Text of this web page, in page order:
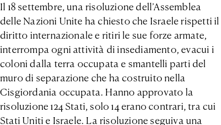
Il 18 settembre, una risoluzione dell’Assemblea
delle Nazioni Unite ha chiesto che Israele rispetti il
diritto internazionale e ritiri le sue forze armate,
interrompa ogni attività di insediamento, evacui i
coloni dalla terra occupata e smantelli parti del
muro di separazione che ha costruito nella
Cisgiordania occupata. Hanno approvato la
risoluzione 124 Stati, solo 14 erano contrari, tra cui
Stati Uniti e Israele. La risoluzione seguiva una